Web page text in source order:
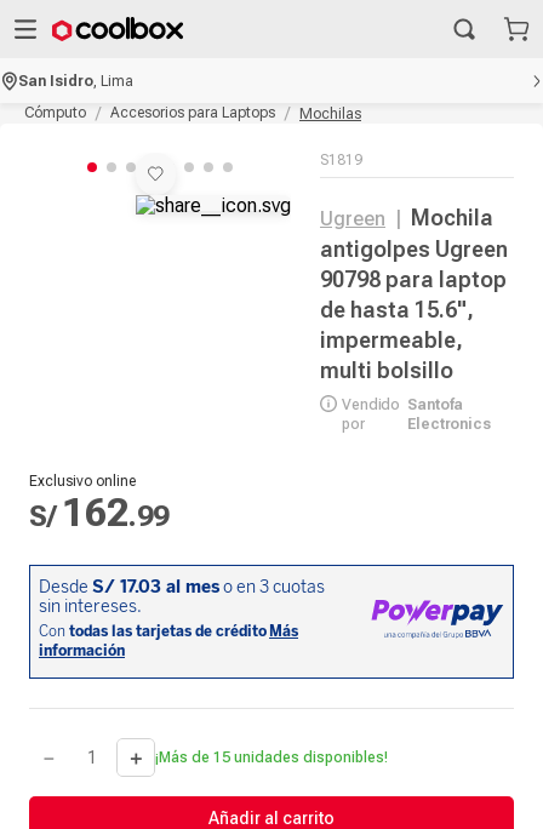
San Isidro ,Lima
Cómputo
Accesorios para Laptops Mochilas
S1819
Ugreen
Mochila
antigolpes Ugreen
90798 para laptop
de hasta 15.6",
impermeable,
multi bolsillo
Vendido
por
Santofa
Electronics
Exclusivo online
S/ 162.99
＋
－ ¡Más de 15 unidades disponibles!
Añadir al carrito